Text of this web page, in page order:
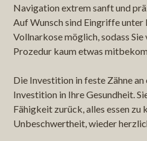
Navigation extrem sanft und
Auf Wunsch sind Eingriffe
Vollnarkose möglich, sodass
Prozedur kaum etwas
Die Investition in feste Zähne
Investition in Ihre Gesundheit.
Fähigkeit zurück, alles essen zu
Unbeschwertheit, wieder